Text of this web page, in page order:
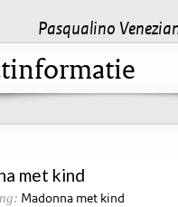
Pasqualino
met kind
Madonna met kind